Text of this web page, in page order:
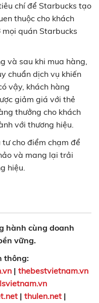
chí để Starbucks tạo
thuộc cho khách
quán Starbucks
và sau khi mua hàng,
chuẩn dịch vụ khiến
vậy, khách hàng
giảm giá với thẻ
thưởng cho khách
với thương hiệu.
cho điểm chạm để
và mang lại trải
hiệu.
hành cùng doanh
vững.
thông:
| thebestvietnam.vn
| thulen.net |